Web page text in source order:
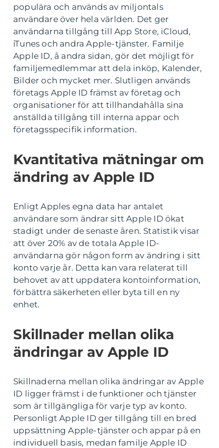
populära och används av miljontals
användare över hela världen. Det ger
användarna tillgång till App Store, iCloud,
iTunes och andra Apple-tjänster. Familje
Apple ID, å andra sidan, gör det möjligt för
familjemedlemmar att dela inköp, Kalender,
Bilder och mycket mer. Slutligen används
företags Apple ID främst av företag och
organisationer för att tillhandahålla sina
anställda tillgång till interna appar och
företagsspecifik information.
Kvantitativa mätningar om
ändring av Apple ID
Enligt Apples egna data har antalet
användare som ändrar sitt Apple ID ökat
stadigt under de senaste åren. Statistik visar
att över 20% av de totala Apple ID-
användarna gör någon form av ändring i sitt
konto varje år. Detta kan vara relaterat till
behovet av att uppdatera kontoinformation,
förbättra säkerheten eller byta till en ny
enhet.
Skillnader mellan olika
ändringar av Apple ID
Skillnaderna mellan olika ändringar av Apple
ID ligger främst i de funktioner och tjänster
som är tillgängliga för varje typ av konto.
Personligt Apple ID ger tillgång till en bred
uppsättning Apple-tjänster och appar på en
individuell basis, medan familje Apple ID